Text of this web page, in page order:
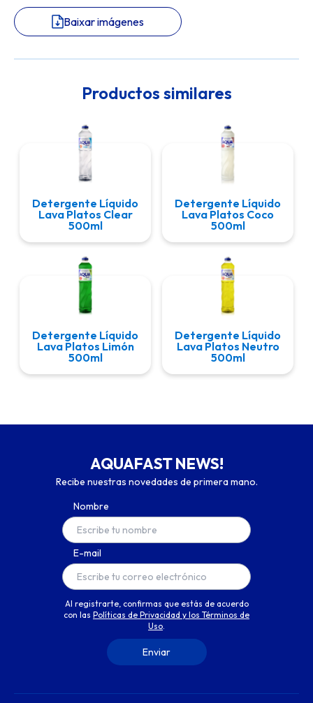
Baixar imágenes
Productos similares
Detergente Líquido
Lava Platos Clear
500ml
Detergente Líquido
Lava Platos Coco
500ml
Detergente Líquido
Lava Platos Limón
500ml
Detergente Líquido
Lava Platos Neutro
500ml
AQUAFAST NEWS!
Recibe nuestras novedades de primera mano.
Nombre
E-mail
Al registrarte, confirmas que estás de acuerdo
con las Políticas de Privacidad y los Términos de
Uso.